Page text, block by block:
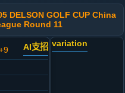
DELSON GOLF CUP China
Round 11
AI支招 variation